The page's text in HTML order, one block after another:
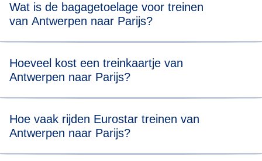
minuten.
Wat is de bagagetoelage voor treinen
van Antwerpen naar Parijs?
cm) en één stuk handbagage. Er is geen
gewichtsbeperking, maar je moet al je bagage zelf kunnen
Hoeveel kost een treinkaartje van
Antwerpen naar Parijs?
Hoe vaak rijden Eurostar treinen van
Antwerpen naar Parijs?